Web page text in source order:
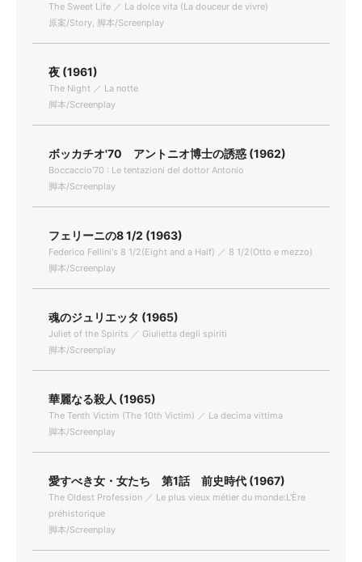
The Sweet Life ／ La dolce vita (La douceur de vivre)
原案/Story, 脚本/Screenplay
夜 (1961)
The Night ／ La notte
脚本/Screenplay
ボッカチオ'70 アントニオ博士の誘惑 (1962)
Boccaccio'70 : Le tentazioni del dottor Antonio
脚本/Screenplay
フェリーニの8 1/2 (1963)
Federico Fellini's 8 1/2(Eight and a Half) ／ 8 1/2(Otto e mezzo)
脚本/Screenplay
魂のジュリエッタ (1965)
Juliet of the Spirits ／ Giulietta degli spiriti
脚本/Screenplay
華麗なる殺人 (1965)
The Tenth Victim (The 10th Victim) ／ La decima vittima
脚本/Screenplay
愛すべき女・女たち 第1話 前史時代 (1967)
The Oldest Profession ／ Le plus vieux métier du monde:L'Ère
préhistorique
脚本/Screenplay